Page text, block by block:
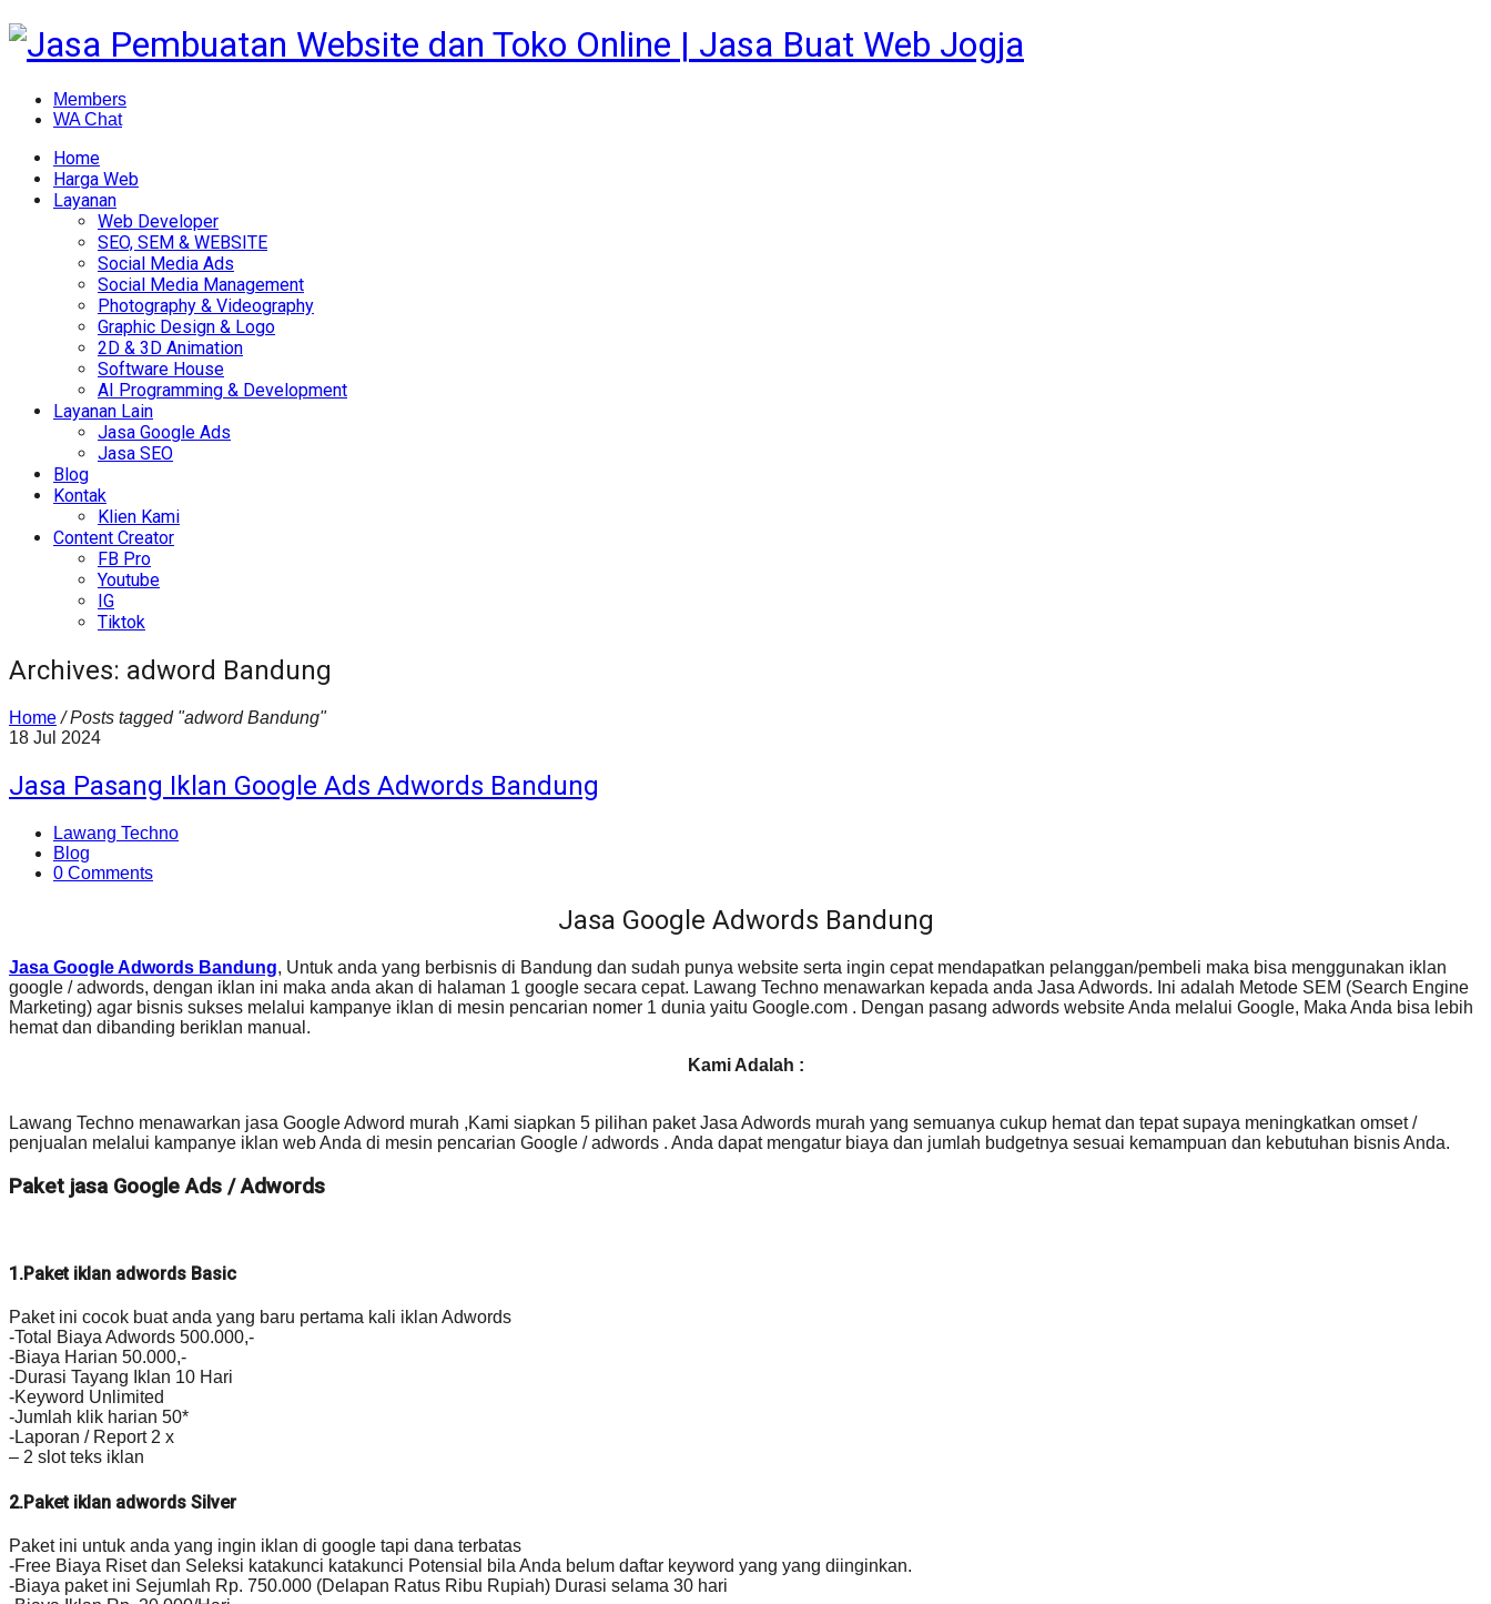
Members
WA Chat
Home
Harga Web
Layanan
Web Developer
SEO, SEM & WEBSITE
Social Media Ads
Social Media Management
Photography & Videography
Graphic Design & Logo
2D & 3D Animation
Software House
AI Programming & Development
Layanan Lain
Jasa Google Ads
Jasa SEO
Blog
Kontak
Klien Kami
Content Creator
FB Pro
Youtube
IG
Tiktok
Archives: adword Bandung
Home / Posts tagged "adword Bandung"
18 Jul 2024
Jasa Pasang Iklan Google Ads Adwords Bandung
Lawang Techno
Blog
0 Comments
Jasa Google Adwords Bandung
Jasa Google Adwords Bandung, Untuk anda yang berbisnis di Bandung dan sudah punya website serta ingin cepat mendapatkan pelanggan/pembeli maka bisa menggunakan iklan
google / adwords, dengan iklan ini maka anda akan di halaman 1 google secara cepat. Lawang Techno menawarkan kepada anda Jasa Adwords. Ini adalah Metode SEM (Search Engine
Marketing) agar bisnis sukses melalui kampanye iklan di mesin pencarian nomer 1 dunia yaitu Google.com . Dengan pasang adwords website Anda melalui Google, Maka Anda bisa lebih
hemat dan dibanding beriklan manual.
Kami Adalah :
Lawang Techno menawarkan jasa Google Adword murah ,Kami siapkan 5 pilihan paket Jasa Adwords murah yang semuanya cukup hemat dan tepat supaya meningkatkan omset /
penjualan melalui kampanye iklan web Anda di mesin pencarian Google / adwords . Anda dapat mengatur biaya dan jumlah budgetnya sesuai kemampuan dan kebutuhan bisnis Anda.
Paket jasa Google Ads / Adwords
1.Paket iklan adwords Basic
Paket ini cocok buat anda yang baru pertama kali iklan Adwords
-Total Biaya Adwords 500.000,-
-Biaya Harian 50.000,-
-Durasi Tayang Iklan 10 Hari
-Keyword Unlimited
-Jumlah klik harian 50*
-Laporan / Report 2 x
– 2 slot teks iklan
2.Paket iklan adwords Silver
Paket ini untuk anda yang ingin iklan di google tapi dana terbatas
-Free Biaya Riset dan Seleksi katakunci katakunci Potensial bila Anda belum daftar keyword yang yang diinginkan.
-Biaya paket ini Sejumlah Rp. 750.000 (Delapan Ratus Ribu Rupiah) Durasi selama 30 hari